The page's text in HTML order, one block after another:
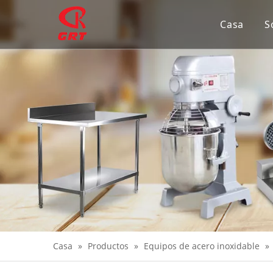
Casa
Casa » Productos » Equipos de acero inoxidable »